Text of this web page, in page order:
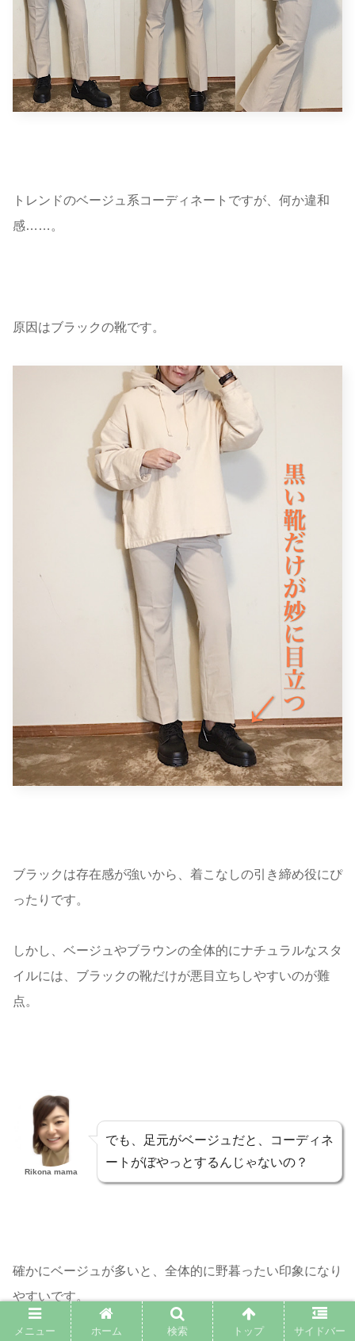
トレンドのベージュ系コーディネートですが、何か違和
感……。
原因はブラックの靴です。
ブラックは存在感が強いから、着こなしの引き締め役にぴ
ったりです。
しかし、ベージュやブラウンの全体的にナチュラルなスタ
イルには、ブラックの靴だけが悪目立ちしやすいのが難
点。
Rikona mama
でも、足元がベージュだと、コーディネ
ートがぼやっとするんじゃないの？
確かにベージュが多いと、全体的に野暮ったい印象になり
やすいです。
メニュー ホーム 検索 トップ サイドバー